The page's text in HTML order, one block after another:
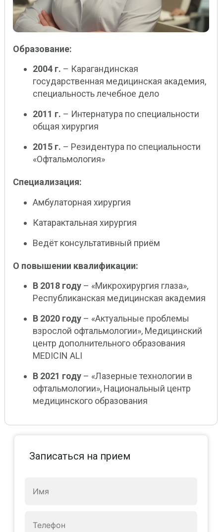
Образование:
2004 г. – Карагандинская
государственная медицинская академия,
специальность лечебное дело
2011 г. – Интернатура по специальности
общая хирургия
2015 г. – Резидентура по специальности
«Офтальмология»
Специализация:
Амбулаторная хирургия
Катарактальная хирургия
Ведёт консультативный приём
О повышении квалификации:
В 2018 году – «Микрохирургия глаза»,
Республиканская медицинская академия
В 2020 году– «Актуальные проблемы
взрослой офтальмологии», Медицинский
центр дополнительного образования
MEDICIN ALI
В 2021 году – «Лазерные технологии в
офтальмологии», Национальный центр
медицинского образования
Записаться на прием